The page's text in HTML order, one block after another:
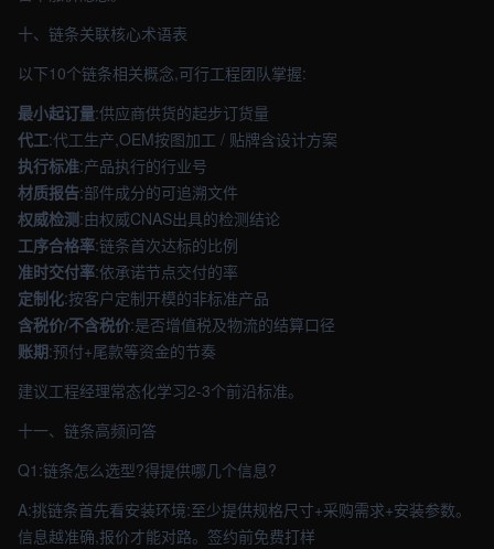
十、链条关联核心术语表
以下10个链条相关概念,可行工程团队掌握:
最小起订量:供应商供货的起步订货量
代工:代工生产,OEM按图加工 / 贴牌含设计方案
执行标准:产品执行的行业号
材质报告:部件成分的可追溯文件
权威检测:由权威CNAS出具的检测结论
工序合格率:链条首次达标的比例
准时交付率:依承诺节点交付的率
定制化:按客户定制开模的非标准产品
含税价/不含税价:是否增值税及物流的结算口径
账期:预付+尾款等资金的节奏
建议工程经理常态化学习2-3个前沿标准。
十一、链条高频问答
Q1:链条怎么选型?得提供哪几个信息?
A:挑链条首先看安装环境:至少提供规格尺寸+采购需求+安装参数。
信息越准确,报价才能对路。签约前免费打样